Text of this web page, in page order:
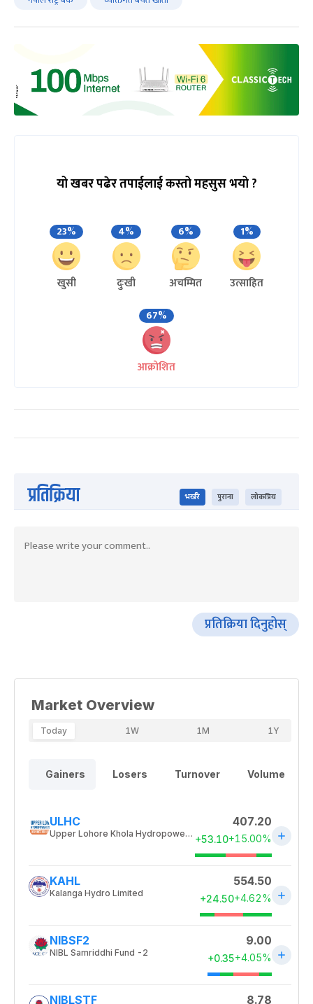
यो खबर पढेर तपाईलाई कस्तो महसुस भयो ?
23%
खुसी
4%
दुःखी
6%
अचम्मित
1%
उत्साहित
67%
आक्रोशित
प्रतिक्रिया भर्खरै पुराना लोकप्रिय
प्रतिक्रिया दिनुहोस्